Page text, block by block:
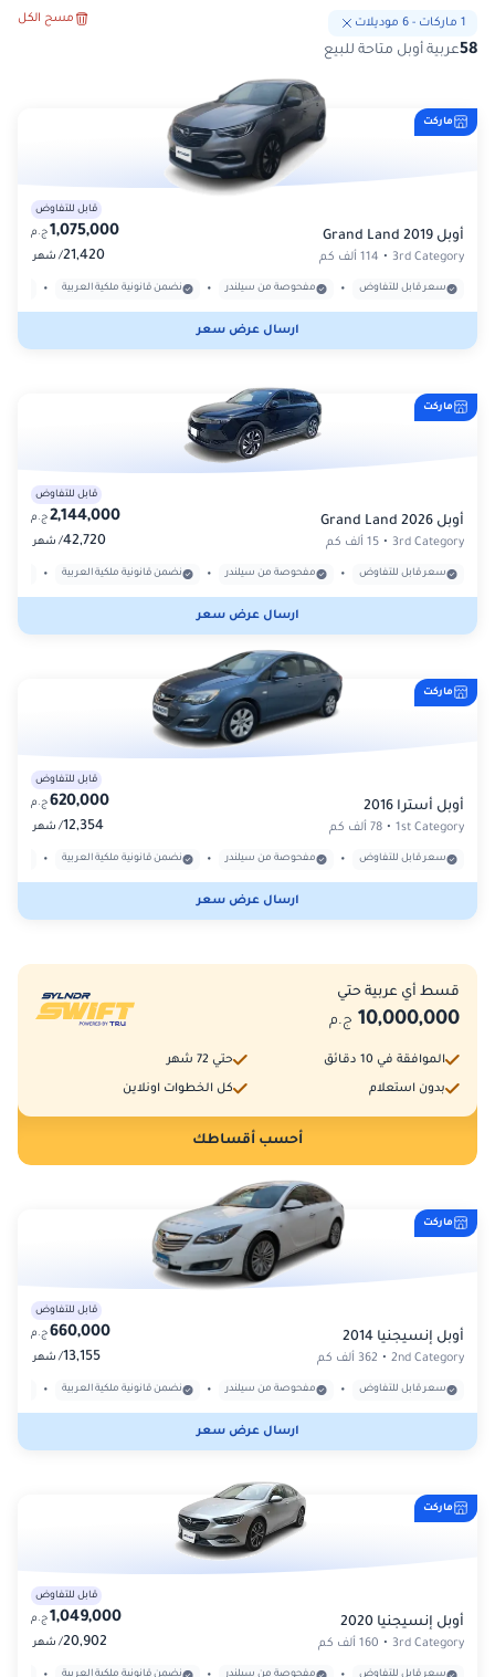
1 ماركات -
6 موديلات مسح الكل
58عربية أوبل متاحة للبيع
ماركت
أوبل Grand Land 2019
3rd Category
• 114 ألف كم
قابل للتفاوض
1,075,000 ج.م
21,420
/ شهر
سعر قابل للتفاوض • مفحوصة من سيلندر • نضمن قانونية ملكية العربية •
ارسال عرض سعر
ماركت
أوبل Grand Land 2026
3rd Category
• 15 ألف كم
قابل للتفاوض
2,144,000 ج.م
42,720
/ شهر
سعر قابل للتفاوض • مفحوصة من سيلندر • نضمن قانونية ملكية العربية •
ارسال عرض سعر
ماركت
أوبل أسترا 2016
1st Category
• 78 ألف كم
قابل للتفاوض
620,000 ج.م
12,354
/ شهر
سعر قابل للتفاوض • مفحوصة من سيلندر • نضمن قانونية ملكية العربية •
ارسال عرض سعر
قسط أي عربية حتي
10,000,000 ج.م
الموافقة في 10 دقائق حتي 72 شهر
بدون استعلام كل الخطوات اونلاين
أحسب أقساطك
ماركت
أوبل إنسيجنيا 2014
2nd Category
• 362 ألف كم
قابل للتفاوض
660,000 ج.م
13,155
/ شهر
سعر قابل للتفاوض • مفحوصة من سيلندر • نضمن قانونية ملكية العربية •
ارسال عرض سعر
ماركت
أوبل إنسيجنيا 2020
3rd Category
• 160 ألف كم
قابل للتفاوض
1,049,000 ج.م
20,902
/ شهر